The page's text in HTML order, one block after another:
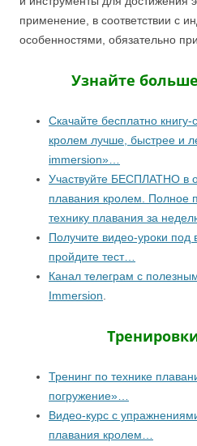
применение, в соответствии с
особенностями, обязательно
Узнайте
Скачайте бесплатно
кролем лучше, быстрее и
immersion»…
Участвуйте БЕСПЛАТНО в
плавания кролем. Полное
технику плавания за
Получите видео-уроки под
пройдите тест…
Канал телеграм с
Immersion
Тренинг по технике
погружение»…
Видео-курс с
плавания кролем…